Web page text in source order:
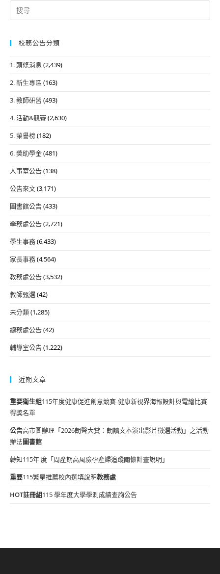
Search
for:
校務公告分類
1. 頭條消息 (2,439)
2. 新生專區 (163)
3. 教師研習 (493)
4. 活動&競賽(2,630)
5. 榮譽榜(182)
6. 獎助學金(481)
人事室公告(138)
公告來文(3,171)
圖書館公告(433)
學務處公告(2,721)
學生事務(6,433)
家長事務(4,564)
教務處公告(3,532)
教師甄選(42)
未分類(1,285)
總務處公告(42)
輔導室公告(1,222)
近期文章
重要衛生組115年度健康促進創意競賽-健康新視界海報設計與電繪比賽
得獎名單
公告高市圖辦理「2026朗聲大賞：朗讀文本演出影片徵選活動」之活動
辦法圖書館
轉知115年 度「周產期高風險孕產婦追蹤關懷計畫說明」
重要115繁星推薦校內選填說明教務處
HOT註冊組115 學年度大學學測成績查詢公告